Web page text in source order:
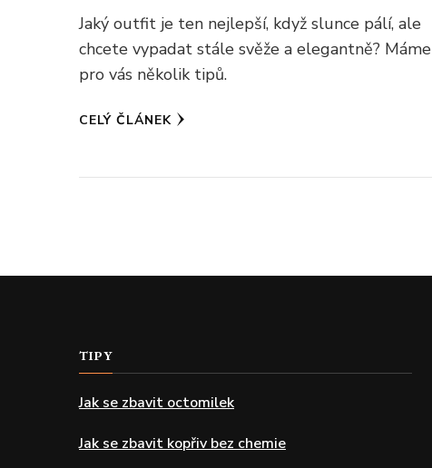
Jaký outfit je ten nejlepší, když slunce pálí, ale
chcete vypadat stále svěže a elegantně? Máme
pro vás několik tipů.
CELÝ ČLÁNEK
TIPY
Jak se zbavit octomilek
Jak se zbavit kopřiv bez chemie